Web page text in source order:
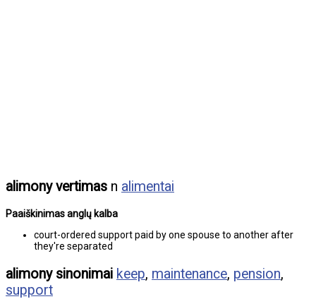
alimony vertimas n alimentai
Paaiškinimas anglų kalba
court-ordered support paid by one spouse to another after
they're separated
alimony sinonimai keep, maintenance, pension,
support